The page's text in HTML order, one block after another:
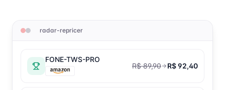
radar-repricer
FONE-TWS-PRO
R$ 89,90 R$ 92,40